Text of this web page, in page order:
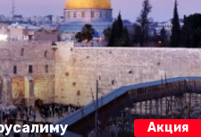
Акция